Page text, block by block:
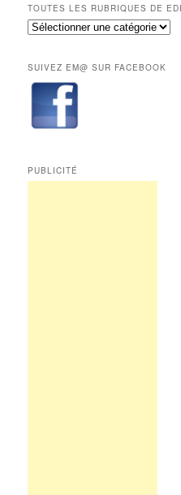
mois
réservés
aux
TOUTES LES RUBRIQUES DE
Toutes
de
Edition
Multimédi@
SUIVEZ EM@ SUR FACEBOOK
PUBLICITÉ